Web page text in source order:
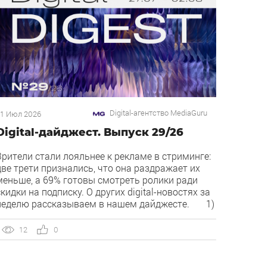
Июл 2026 Digital-агентство MediaGuru
дайджест. Выпуск 29/26
стали лояльнее к рекламе в стриминге:
трети признались, что она раздражает их
а 69% готовы смотреть ролики ради
на подписку. О других digital-новостях за
рассказываем в нашем дайджесте. 1)
коллтрекинг. В Директе появился встроенный
коллтрекинг — без доплат и
12 0